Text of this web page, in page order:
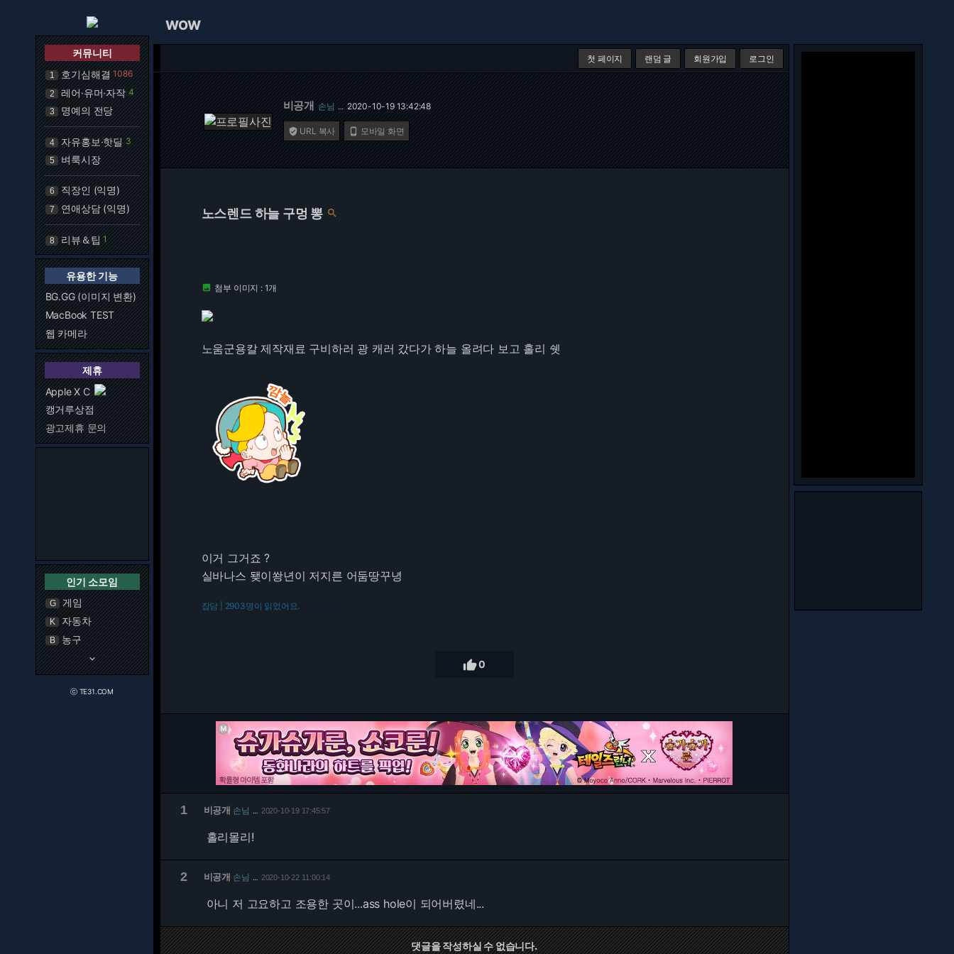
커뮤니티
1 호기심해결 1086
2 레어·유머·자작 4
3 명예의 전당
4 자유홍보·핫딜 3
5 벼룩시장
6 직장인 (익명)
7 연애상담 (익명)
8 리뷰＆팁 1
유용한 기능
BG.GG (이미지 변환)
MacBook TEST
웹 카메라
제휴
Apple X C
캥거루상점
광고제휴 문의
인기 소모임
G 게임
K 자동차
B 농구
keyboard_arrow_down
ⓒ TE31.COM
WOW
첫 페이지 랜덤 글 회원가입 로그인
비공개 손님 … 2020-10-19 13:42:48
 URL 복사  모바일 화면
노스렌드 하늘 구멍 뽕 
 첨부 이미지 : 1개
노움군용칼 제작재료 구비하러 광 캐러 갔다가 하늘 올려다 보고 홀리 쉣
이거 그거죠 ?
실바나스 됒이쐉년이 저지른 어둠땅꾸녕
잡담 | 2903명이 읽었어요.
0
1 비공개 손님 2020-10-19 17:45:57
홀리몰리!
2 비공개 손님 2020-10-22 11:00:14
아니 저 고요하고 조용한 곳이...ass hole이 되어버렸네...
댓글을 작성하실 수 없습니다.